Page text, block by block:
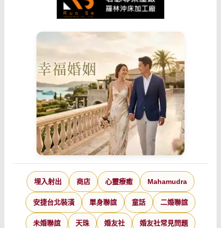
埋入射出 商店 心靈療癒 Mahamudra
安捷台北裝潢 單身聯誼 童話 二婚聯誼
未婚聯誼 天珠 婚友社 婚友社常見問題